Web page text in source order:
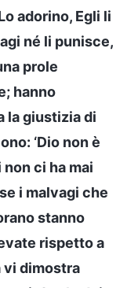
adorino, Egli li
né li punisce,
prole
hanno
la giustizia di
‘Dio non è
non ci ha mai
i malvagi che
stanno
rispetto a
vi dimostra